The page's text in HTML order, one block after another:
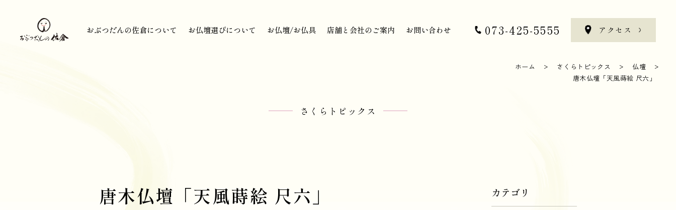
073-425-5555
アクセス
おぶつだんの佐倉について
お仏壇選びについて お仏壇/お仏具 店舗と会社のご案内 お問い合わせ 073-425-5555 アクセス
ホーム さくらトピックス
仏壇
唐木仏壇「天風蒔絵 尺六」
さくらトピックス
唐木仏壇「天風蒔絵 尺六」 カテゴリ